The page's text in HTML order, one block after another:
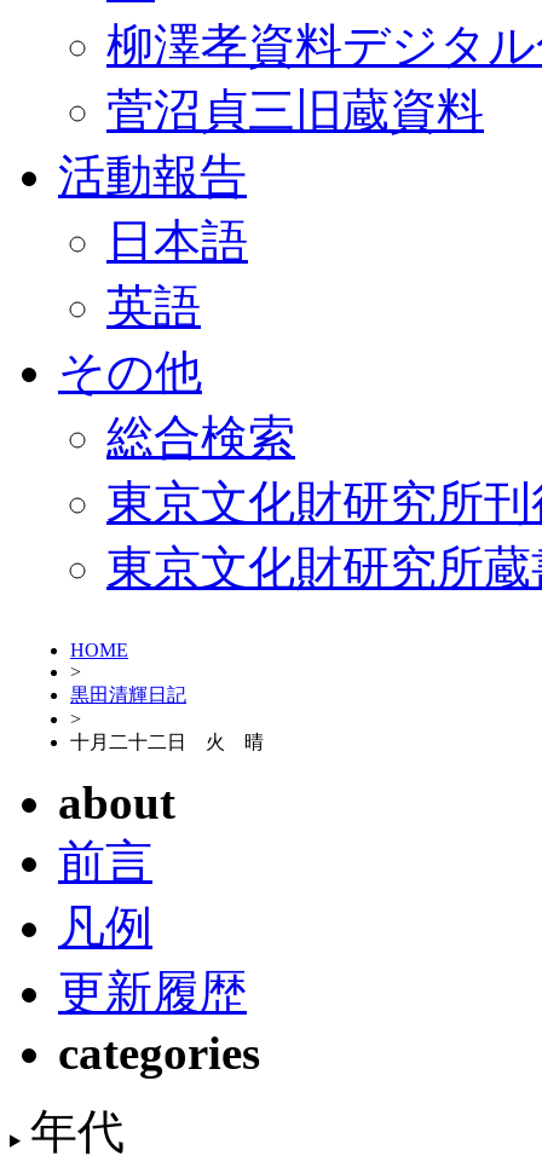
柳澤孝資料デジタ
菅沼貞三旧蔵資料
活動報告
日本語
英語
その他
総合検索
東京文化財研究所
東京文化財研究所
HOME
>
黒田清輝日記
>
十月二十二日 火 晴
about
前言
凡例
更新履歴
categories
年代